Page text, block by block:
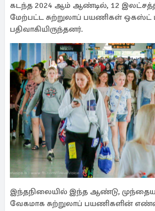
கடந்த 2024 ஆம் ஆண்டில், 12
மேற்பட்ட சுற்றுலாப் பயணிகள் ஒகஸ்ட்
பதிவாகியிருந்தனர்.
இந்தநிலையில் இந்த ஆண்டு,
வேகமாக சுற்றுலாப் பயணிகளின்